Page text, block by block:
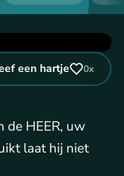
een hartje 0x
de HEER, uw
laat hij niet